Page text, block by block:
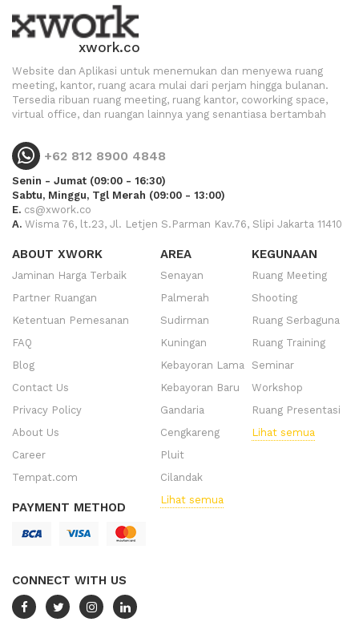
xwork.co
Website dan Aplikasi untuk menemukan dan menyewa ruang
meeting, kantor, ruang acara mulai dari perjam hingga bulanan.
Tersedia ribuan ruang meeting, ruang kantor, coworking space,
virtual office, dan ruangan lainnya yang senantiasa bertambah
+62 812 8900 4848
Senin - Jumat (09:00 - 16:30)
Sabtu, Minggu, Tgl Merah (09:00 - 13:00)
E. cs@xwork.co
A. Wisma 76, lt.23, Jl. Letjen S.Parman Kav.76, Slipi Jakarta 11410
ABOUT XWORK
Jaminan Harga Terbaik
Partner Ruangan
Ketentuan Pemesanan
FAQ
Blog
Contact Us
Privacy Policy
About Us
Career
Tempat.com
PAYMENT METHOD
CONNECT WITH US
AREA
Senayan
Palmerah
Sudirman
Kuningan
Kebayoran Lama
Kebayoran Baru
Gandaria
Cengkareng
Pluit
Cilandak
Lihat semua
KEGUNAAN
Ruang Meeting
Shooting
Ruang Serbaguna
Ruang Training
Seminar
Workshop
Ruang Presentasi
Lihat semua